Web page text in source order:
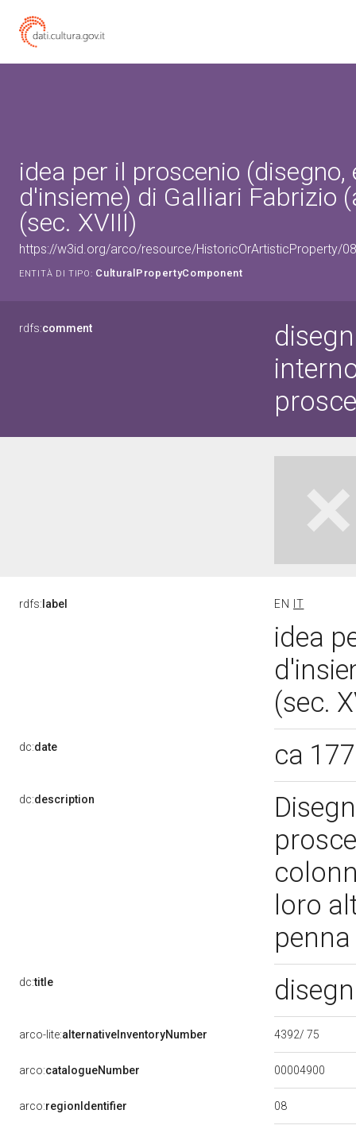
idea per il proscenio (disegno,
d'insieme) di Galliari Fabrizio
(sec. XVIII)
https://w3id.org/arco/resource/HistoricOrArtisticProperty/
ENTITÀ DI TIPO: CulturalPropertyComponent
rdfs:comment
rdfs: label EN IT
idea
(sec.
dc:date ca
dc:description
loro
dc:title
arco-lite:alternativeInventoryNumber 4392/ 75
arco:catalogueNumber 00004900
arco:regionIdentifier 08